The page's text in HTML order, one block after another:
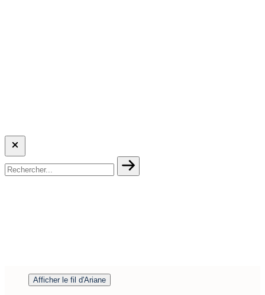
Afficher le fil d'Ariane